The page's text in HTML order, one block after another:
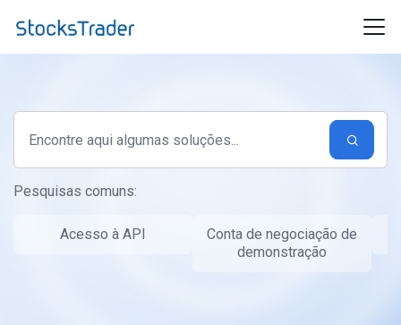
Pesquisas comuns:
Acesso à API
Conta de negociação de
demonstração